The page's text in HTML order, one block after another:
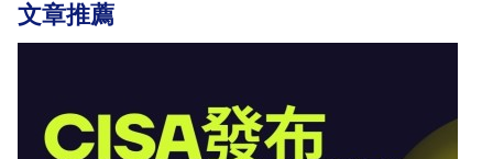
文章推薦